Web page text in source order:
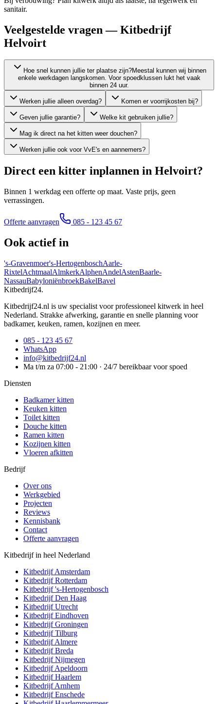
sanitair.
Veelgestelde vragen — Kitbedrijf
Helvoirt
Hoe snel kunnen jullie ter plaatse zijn?Meestal kunnen wij binnen
enkele werkdagen langskomen. Voor spoedklussen lukt het vaak
binnen 24 uur.
Werken jullie alleen overdag? Komen er voorrijkosten bij?
Geven jullie garantie? Welke kit gebruiken jullie?
Mag ik direct na het kitten weer douchen?
Werken jullie ook voor VvE's en aannemers?
Direct een kitter inplannen in Helvoirt?
Binnen 1 werkdag een offerte op maat. Vaste prijs, geen
verrassingen.
Offerte aanvragen 085 - 123 45 67
Ook actief in
's-Gravenmoer's-HertogenboschAarle-
RixtelAchtmaalAlmkerkAlphenAndelAstenBaarle-
NassauBabyloniënbroekBakelBavel
Kitbedrijf24.
Kitbedrijf24.nl is uw specialist voor professioneel kitwerk in heel
Nederland. Strakke afwerking, garantie en snelle planning voor
badkamer, keuken, ramen, kozijnen en meer.
085 - 123 45 67
WhatsApp
info@kitbedrijf24.nl
Ma t/m za 07:00 - 21:00 · 24/7 bereikbaar voor spoed
Diensten
Badkamer kitten
Keuken kitten
Toilet kitten
Douche kitten
Ramen kitten
Kozijnen kitten
Vloeren afkitten
Bedrijf
Over ons
Werkgebied
Projecten
Reviews
Kennisbank
Contact
Offerte aanvragen
Kitbedrijf in heel Nederland
KitbedrijfAmsterdam
KitbedrijfRotterdam
Kitbedrijf's-Hertogenbosch
KitbedrijfDen Haag
KitbedrijfUtrecht
KitbedrijfEindhoven
KitbedrijfGroningen
KitbedrijfTilburg
KitbedrijfAlmere
KitbedrijfBreda
KitbedrijfNijmegen
KitbedrijfApeldoorn
KitbedrijfHaarlem
KitbedrijfArnhem
KitbedrijfEnschede